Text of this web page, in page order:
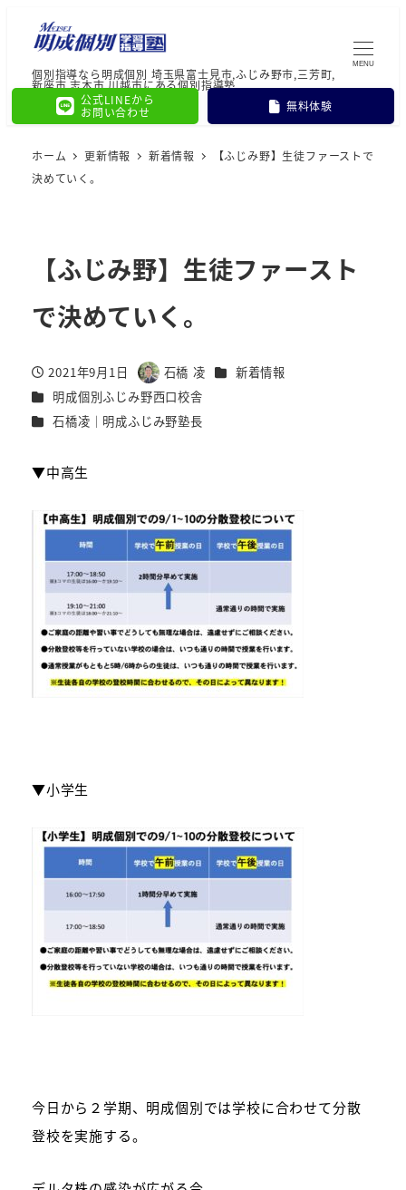
個別指導なら明成個別 埼玉県富士見市,ふじみ野市,三芳町,
新座市,志木市,川越市にある個別指導塾
公式LINEから
お問い合わせ
無料体験
MENU
ホーム 更新情報 新着情報
【ふじみ野】生徒ファーストで
決めていく。
【ふじみ野】生徒ファースト
で決めていく。
投稿日
2021年9月1日
著
者
石橋 凌 カテゴリー
新着情報
カテゴリー
明成個別ふじみ野西口校舎
カテゴリー
石橋凌｜明成ふじみ野塾長
▼中高生
▼小学生
今日から２学期、明成個別では学校に合わせて分散
登校を実施する。